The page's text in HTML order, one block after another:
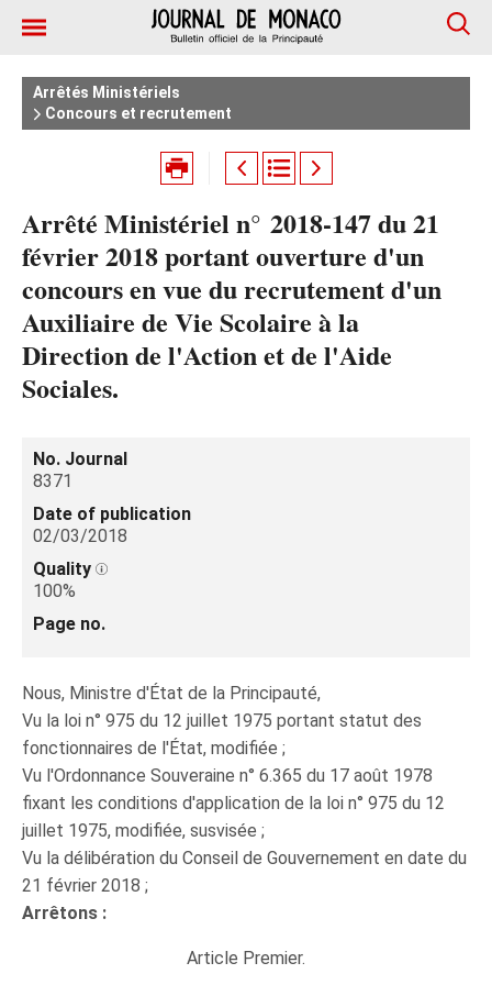
Arrêtés Ministériels
Concours et recrutement
Arrêté Ministériel n° 2018-147 du 21
février 2018 portant ouverture d'un
concours en vue du recrutement d'un
Auxiliaire de Vie Scolaire à la
Direction de l'Action et de l'Aide
Sociales.
No. Journal
8371
Date of publication
02/03/2018
Quality
100%
Page no.
Nous, Ministre d'État de la Principauté,
Vu la loi n° 975 du 12 juillet 1975 portant statut des
fonctionnaires de l'État, modifiée ;
Vu l'Ordonnance Souveraine n° 6.365 du 17 août 1978
fixant les conditions d'application de la loi n° 975 du 12
juillet 1975, modifiée, susvisée ;
Vu la délibération du Conseil de Gouvernement en date du
21 février 2018 ;
Arrêtons :
Article Premier.